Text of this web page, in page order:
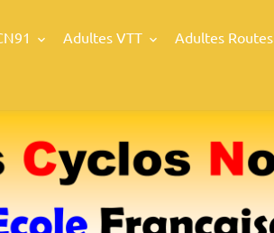
Adultes VTT Adultes Routes